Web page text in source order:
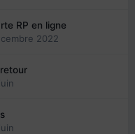
RP en ligne
2022